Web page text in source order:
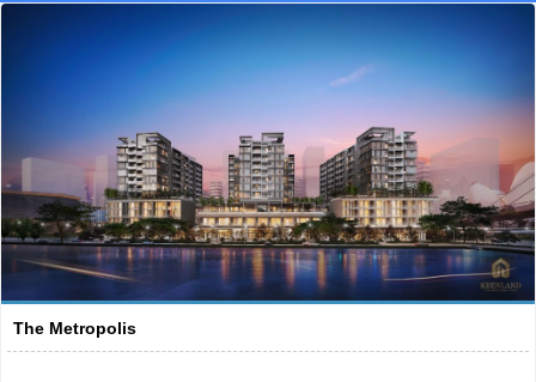
The Metropolis